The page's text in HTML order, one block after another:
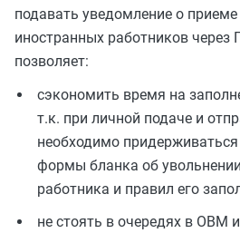
подавать уведомление о
иностранных работников через
позволяет:
сэкономить время на
т.к. при личной подаче и
необходимо
формы бланка об
работника и правил его
не стоять в очередях в ОВМ